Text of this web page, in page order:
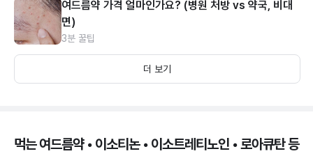
여드름약 가격 얼마인가요? (병원 처방 vs 약국, 비대
면)
3분 꿀팁
더 보기
먹는 여드름약 • 이소티논 • 이소트레티노인 • 로아큐탄 등